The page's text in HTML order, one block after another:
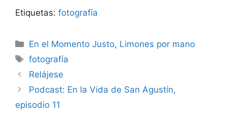
Etiquetas: fotografía
Categorías
En el Momento Justo, Limones por mano
Etiquetas
fotografía
Relájese
Podcast: En la Vida de San Agustín,
episodio 11